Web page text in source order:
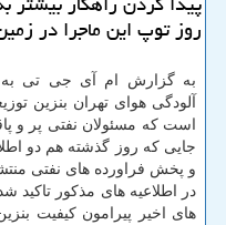
روز توپ این ماجرا در
به گزارش ام آی جی تی به
آلودگی هوای تهران بنزین
است كه مسئولان نفتی پر و
جایی كه روز گذشته هم دو
و پخش فراورده های نفتی
در اطلاعیه های مذكور تاكید
های اخیر پیرامون كیفیت